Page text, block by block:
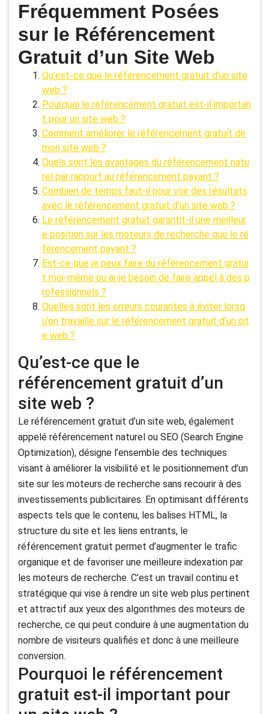
Fréquemment Posées
sur le Référencement
Gratuit d’un Site Web
Qu’est-ce que le référencement gratuit d’un site
web ?
Pourquoi le référencement gratuit est-il importan
t pour un site web ?
Comment améliorer le référencement gratuit de
mon site web ?
Quels sont les avantages du référencement natu
rel par rapport au référencement payant ?
Combien de temps faut-il pour voir des résultats
avec le référencement gratuit d’un site web ?
Le référencement gratuit garantit-il une meilleur
e position sur les moteurs de recherche que le ré
férencement payant ?
Est-ce que je peux faire du référencement gratui
t moi-même ou ai-je besoin de faire appel à des p
rofessionnels ?
Quelles sont les erreurs courantes à éviter lorsq
u’on travaille sur le référencement gratuit d’un sit
e web ?
Qu’est-ce que le
référencement gratuit d’un
site web ?
Le référencement gratuit d’un site web, également
appelé référencement naturel ou SEO (Search Engine
Optimization), désigne l’ensemble des techniques
visant à améliorer la visibilité et le positionnement d’un
site sur les moteurs de recherche sans recourir à des
investissements publicitaires. En optimisant différents
aspects tels que le contenu, les balises HTML, la
structure du site et les liens entrants, le
référencement gratuit permet d’augmenter le trafic
organique et de favoriser une meilleure indexation par
les moteurs de recherche. C’est un travail continu et
stratégique qui vise à rendre un site web plus pertinent
et attractif aux yeux des algorithmes des moteurs de
recherche, ce qui peut conduire à une augmentation du
nombre de visiteurs qualifiés et donc à une meilleure
conversion.
Pourquoi le référencement
gratuit est-il important pour